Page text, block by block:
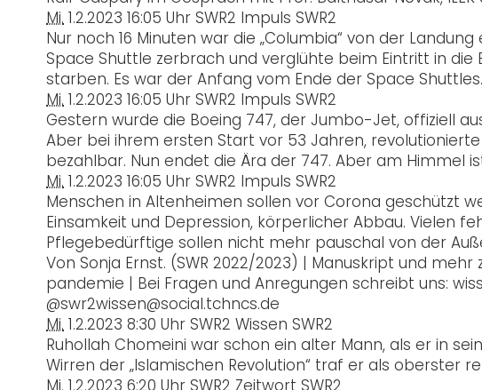
Mi. 1.2.2023 16:05 Uhr SWR2 Impuls SWR2
Nur noch 16 Minuten war die „Columbia“ von der
Space Shuttle zerbrach und verglühte beim Eintritt in
starben. Es war der Anfang vom Ende der Space Shuttles.
Mi. 1.2.2023 16:05 Uhr SWR2 Impuls SWR2
Gestern wurde die Boeing 747, der Jumbo-Jet, offiziell
Aber bei ihrem ersten Start vor 53 Jahren,
bezahlbar. Nun endet die Ära der 747. Aber am Himmel
Mi. 1.2.2023 16:05 Uhr SWR2 Impuls SWR2
Menschen in Altenheimen sollen vor Corona geschützt
Einsamkeit und Depression, körperlicher Abbau. Vielen
Pflegebedürftige sollen nicht mehr pauschal von der
Von Sonja Ernst. (SWR 2022/2023) | Manuskript und
pandemie | Bei Fragen und Anregungen schreibt uns:
@swr2wissen@social.tchncs.de
Mi. 1.2.2023 8:30 Uhr SWR2 Wissen SWR2
Ruhollah Chomeini war schon ein alter Mann, als er in
Wirren der „Islamischen Revolution“ traf er als oberster
Mi. 1.2.2023 6:20 Uhr SWR2 Zeitwort SWR2